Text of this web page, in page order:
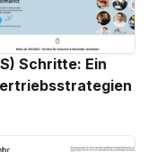
Schritte: Ein